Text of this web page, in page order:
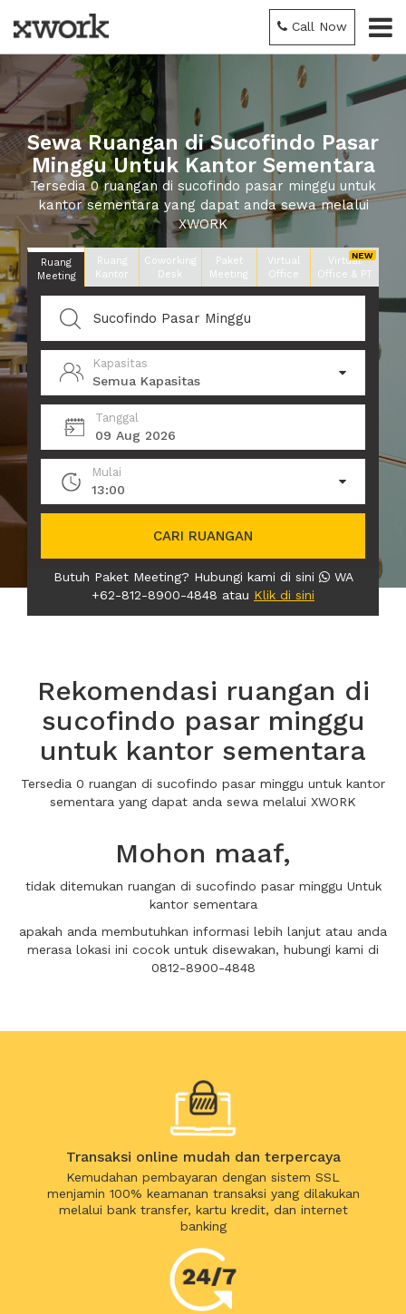
Call Now
Sewa Ruangan di Sucofindo Pasar
Minggu Untuk Kantor Sementara
Tersedia 0 ruangan di sucofindo pasar minggu untuk
kantor sementara yang dapat anda sewa melalui
XWORK
Ruang
Meeting
Ruang
Kantor
Coworking
Desk
Paket
Meeting
Virtual
Office
Virtual
Office & PT
Kapasitas
Semua Kapasitas
Tanggal
09 Aug 2026
Mulai
13:00
CARI RUANGAN
Butuh Paket Meeting? Hubungi kami di sini
WA
+62-812-8900-4848 atau Klik di sini
Rekomendasi ruangan di
sucofindo pasar minggu
untuk kantor sementara
Tersedia 0 ruangan di sucofindo pasar minggu untuk kantor
sementara yang dapat anda sewa melalui XWORK
Mohon maaf,
tidak ditemukan ruangan di sucofindo pasar minggu Untuk
kantor sementara
apakah anda membutuhkan informasi lebih lanjut atau anda
merasa lokasi ini cocok untuk disewakan, hubungi kami di
0812-8900-4848
Transaksi online mudah dan terpercaya
Kemudahan pembayaran dengan sistem SSL
menjamin 100% keamanan transaksi yang dilakukan
melalui bank transfer, kartu kredit, dan internet
banking